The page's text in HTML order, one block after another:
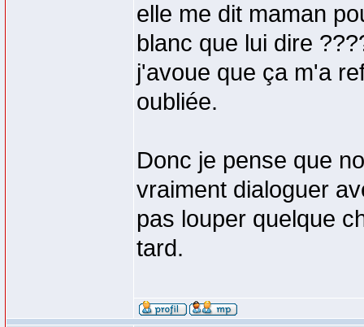
elle me dit maman
blanc que lui dire
j'avoue que ça m'a
oubliée.
Donc je pense que
vraiment dialoguer
pas louper quelque
tard.